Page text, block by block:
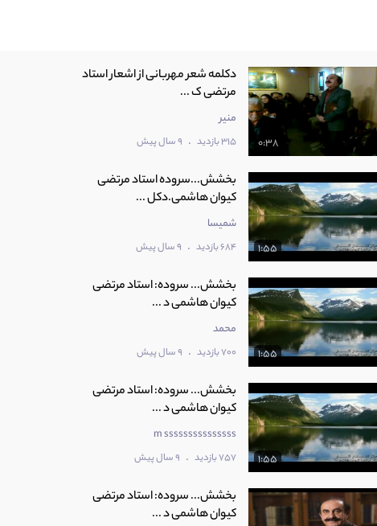
0:38
دکلمه شعر مهربانی از اشعار استاد
مرتضی ک ...
منیر
315 بازدید . 9 سال پیش
1:55
بخشش...سروده استاد مرتضی
کیوان هاشمی.دکل ...
شمیسا
684 بازدید . 9 سال پیش
1:55
بخشش... سروده: استاد مرتضی
کیوان هاشمی د ...
محمد
700 بازدید . 9 سال پیش
1:55
بخشش... سروده: استاد مرتضی
کیوان هاشمی د ...
m sssssssssssssss
757 بازدید . 9 سال پیش
بخشش... سروده: استاد مرتضی
کیوان هاشمی د ...